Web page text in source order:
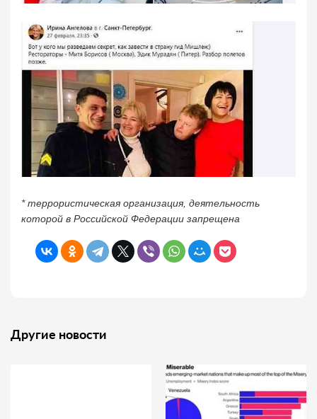
* террористическая организация, деятельность
которой в Российской Федерации запрещена
Другие новости